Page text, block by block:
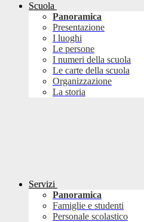
Scuola
Panoramica
Presentazione
I luoghi
Le persone
I numeri della scuola
Le carte della scuola
Organizzazione
La storia
Servizi
Panoramica
Famiglie e studenti
Personale scolastico